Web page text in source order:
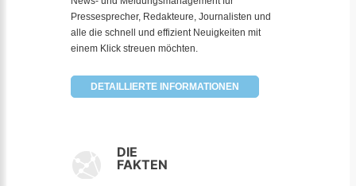
Pressesprecher, Redakteure, Journalisten und
alle die schnell und effizient Neuigkeiten mit
einem Klick streuen möchten.
DETAILLIERTE INFORMATIONEN
DIE
FAKTEN